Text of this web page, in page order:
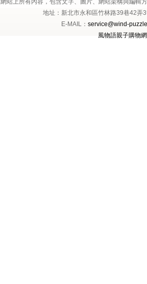
地址：新北市永和區竹林路39巷
E-MAIL： service@wind-
風物語親子購物網